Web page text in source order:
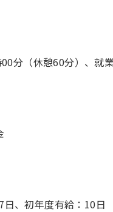
分（休憩60分）、就
、初年度有給：10日